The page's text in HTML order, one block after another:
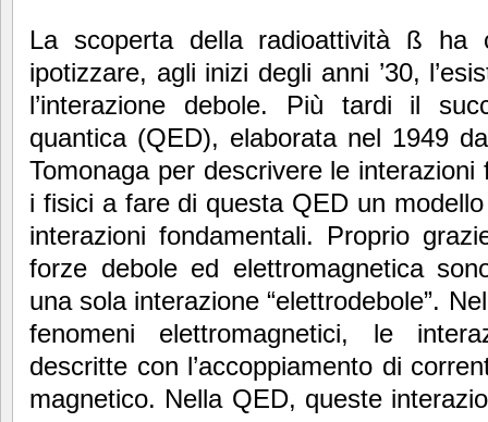
La scoperta della radioattività ß ha
ipotizzare, agli inizi degli anni ’30,
l’interazione debole. Più tardi il
quantica (QED), elaborata nel 1949
Tomonaga per descrivere le
i fisici a fare di questa QED un
interazioni fondamentali. Proprio
forze debole ed elettromagnetica
una sola interazione “elettrodebole”.
fenomeni elettromagnetici, le
descritte con l’accoppiamento di
magnetico. Nella QED, queste